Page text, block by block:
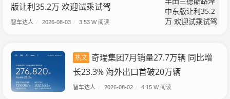
版让利35.2万 欢迎试乘试驾
智车达人 2026-08-03 3.53 W 阅读
热文 奇瑞集团7月销量27.7万辆 同比增
长23.3% 海外出口首破20万辆
智车达人 2026-08-02 4.15 W 阅读